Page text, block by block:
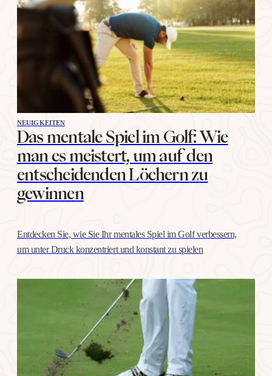
wie jeden anderen Schlag, mit konkreten Übungen, nicht mit
Willenskraft. Warum…
NEUIGKEITEN
Das mentale Spiel im Golf: Wie
man es meistert, um auf den
entscheidenden Löchern zu
gewinnen
Entdecken Sie, wie Sie Ihr mentales Spiel im Golf verbessern,
um unter Druck konzentriert und konstant zu spielen